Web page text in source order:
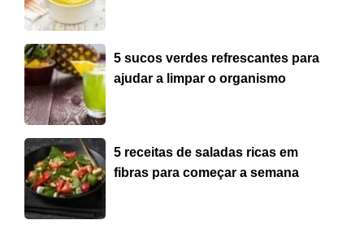
5 sucos verdes refrescantes para
ajudar a limpar o organismo
5 receitas de saladas ricas em
fibras para começar a semana